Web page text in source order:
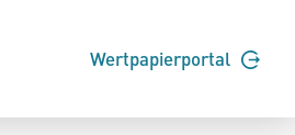
Wertpapierportal